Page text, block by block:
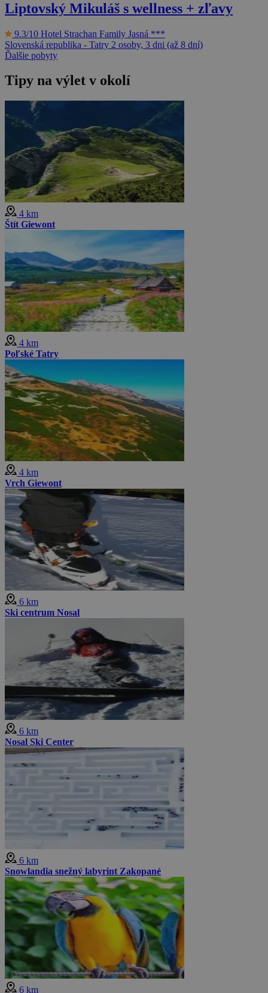
Liptovský Mikuláš s wellness + zľavy
9.3/10 Hotel Strachan Family Jasná ***
Slovenská republika - Tatry 2 osoby, 3 dni (až 8 dní)
Ďalšie pobyty
Tipy na výlet v okolí
4 km
Štít Giewont
4 km
Poľské Tatry
4 km
Vrch Giewont
6 km
Ski centrum Nosal
6 km
Nosal Ski Center
6 km
Snowlandia snežný labyrint Zakopané
6 km